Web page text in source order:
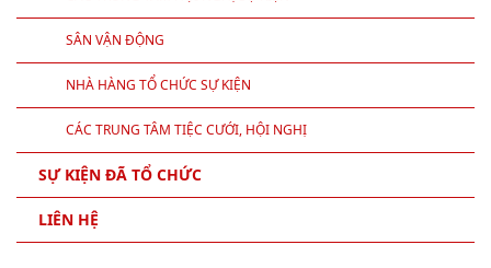
CÁC TRUNG TÂM HỘI NGHỊ SỰ KIỆN
SÂN VẬN ĐỘNG
NHÀ HÀNG TỔ CHỨC SỰ KIỆN
CÁC TRUNG TÂM TIỆC CƯỚI, HỘI NGHỊ
SỰ KIỆN ĐÃ TỔ CHỨC
LIÊN HỆ